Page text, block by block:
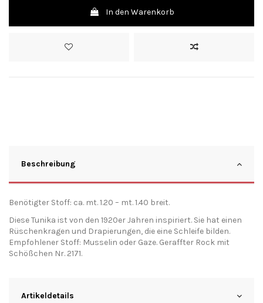
In den Warenkorb
Beschreibung
Benötigter Stoff: ca. mt. 1.20 – mt. 1.40 breit.
Diese Tunika ist von den 1920er Jahren inspiriert. Sie hat einen
Rüschenkragen und Drapierungen, die eine Schleife bilden.
Empfohlener Stoff: Musselin oder Gaze. Geraffter Rock mit
Schößchen Nr. 2171.
Artikeldetails